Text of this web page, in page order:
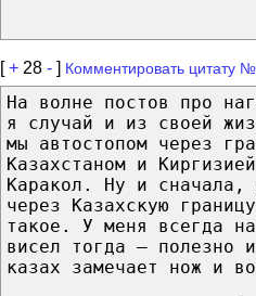
[+ 28 - ] Комментировать цитату
На волне постов про
я случай и из своей
мы автостопом через
Казахстаном и
Каракол. Ну и сначала,
через Казахскую
такое. У меня всегда
висел тогда — полезно
казах замечает нож и